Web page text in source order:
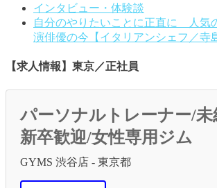
インタビュー・体験談
自分のやりたいことに正直に 人気
演俳優の今【イタリアンシェフ／寺
【求人情報】東京／正社員
パーソナルトレーナー/未
新卒歓迎/女性専用ジム
GYMS 渋谷店 - 東京都